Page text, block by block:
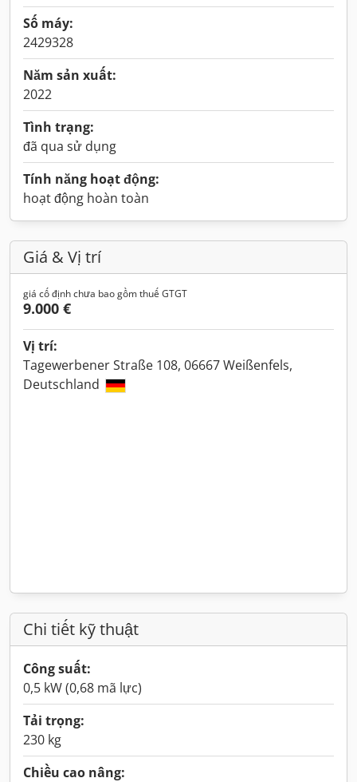
Số máy:
2429328
Năm sản xuất:
2022
Tình trạng:
đã qua sử dụng
Tính năng hoạt động:
hoạt động hoàn toàn
Giá & Vị trí
giá cố định chưa bao gồm thuế GTGT
9.000 €
Vị trí:
Tagewerbener Straße 108, 06667 Weißenfels,
Deutschland
Chi tiết kỹ thuật
Công suất:
0,5 kW (0,68 mã lực)
Tải trọng:
230 kg
Chiều cao nâng: